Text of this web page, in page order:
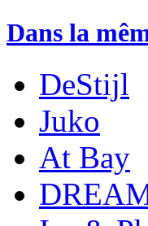
Dans la
DeStijl
Juko
At Bay